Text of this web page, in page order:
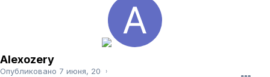
Alexozery
Опубликовано 7 июня, 2008